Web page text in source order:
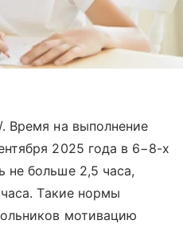
на выполнение
2025 года в 6−8-х
не больше 2,5 часа,
Такие нормы
мотивацию